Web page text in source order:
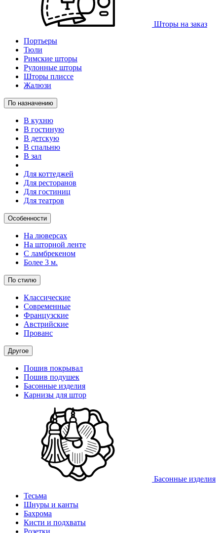
Шторы на заказ
Портьеры
Тюли
Римские шторы
Рулонные шторы
Шторы плиссе
Жалюзи
По назначению
В кухню
В гостиную
В детскую
В спальню
В зал
Для коттеджей
Для ресторанов
Для гостиниц
Для театров
Особенности
На люверсах
На шторной ленте
С ламбрекеном
Более 3 м.
По стилю
Классические
Современные
Французские
Австрийские
Прованс
Другое
Пошив покрывал
Пошив подушек
Басонные изделия
Карнизы для штор
Басонные изделия
Тесьма
Шнуры и канты
Бахрома
Кисти и подхваты
Розетки